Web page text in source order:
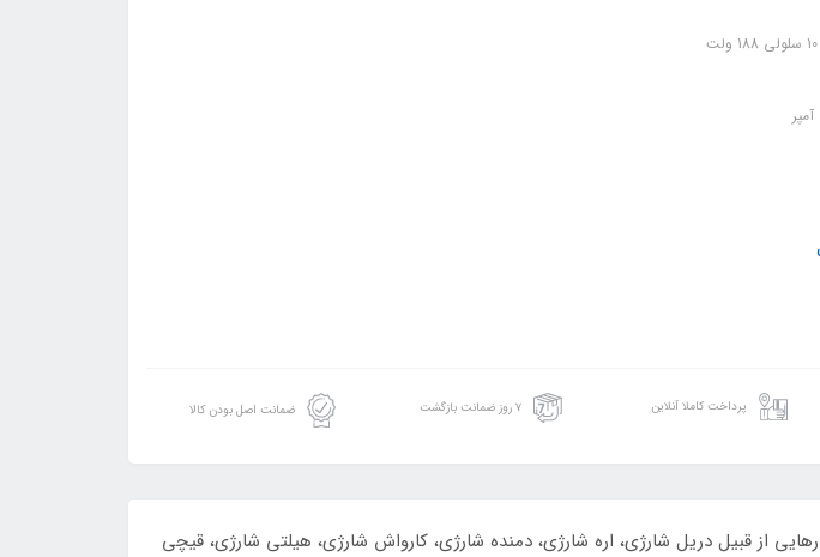
پرداخت کاملا آنلاین ۷ روز ضمانت بازگشت ضمانت اصل بودن کالا
از قبیل دریل شارژی، اره شارژی، دمنده شارژی، کارواش شارژی، هیلتی شارژی، قیچی